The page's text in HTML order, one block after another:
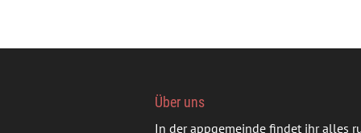
Über uns
In der appgemeinde findet ihr alles